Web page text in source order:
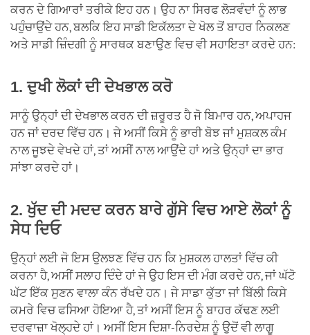
ਕਰਨ ਦੇ ਗਿਆਰਾਂ ਤਰੀਕੇ ਇਹ ਹਨ। ਉਹ ਨਾ ਸਿਰਫ ਲੋੜਵੰਦਾਂ ਨੂੰ ਲਾਭ
ਪਹੁੰਚਾਉਂਦੇ ਹਨ, ਬਲਕਿ ਇਹ ਸਾਡੀ ਇਕੱਲਤਾ ਦੇ ਖੋਲ ਤੋਂ ਬਾਹਰ ਨਿਕਲਣ
ਅਤੇ ਸਾਡੀ ਜ਼ਿੰਦਗੀ ਨੂੰ ਸਾਰਥਕ ਬਣਾਉਣ ਵਿਚ ਵੀ ਸਹਾਇਤਾ ਕਰਦੇ ਹਨ:
1. ਦੁਖੀ ਲੋਕਾਂ ਦੀ ਦੇਖਭਾਲ ਕਰੋ
ਸਾਨੂੰ ਉਨ੍ਹਾਂ ਦੀ ਦੇਖਭਾਲ ਕਰਨ ਦੀ ਜ਼ਰੂਰਤ ਹੈ ਜੋ ਬਿਮਾਰ ਹਨ, ਅਪਾਹਜ
ਹਨ ਜਾਂ ਦਰਦ ਵਿੱਚ ਹਨ। ਜੇ ਅਸੀਂ ਕਿਸੇ ਨੂੰ ਭਾਰੀ ਬੋਝ ਜਾਂ ਮੁਸ਼ਕਲ ਕੰਮ
ਨਾਲ ਜੂਝਦੇ ਵੇਖਦੇ ਹਾਂ, ਤਾਂ ਅਸੀਂ ਨਾਲ ਆਉਂਦੇ ਹਾਂ ਅਤੇ ਉਨ੍ਹਾਂ ਦਾ ਭਾਰ
ਸਾਂਝਾ ਕਰਦੇ ਹਾਂ।
2. ਖੁੱਦ ਦੀ ਮਦਦ ਕਰਨ ਬਾਰੇ ਗੁੱਸੇ ਵਿਚ ਆਏ ਲੋਕਾਂ ਨੂੰ
ਸੇਧ ਦਿਓ
ਉਨ੍ਹਾਂ ਲਈ ਜੋ ਇਸ ਉਲਝਣ ਵਿੱਚ ਹਨ ਕਿ ਮੁਸ਼ਕਲ ਹਾਲਤਾਂ ਵਿੱਚ ਕੀ
ਕਰਨਾ ਹੈ, ਅਸੀਂ ਸਲਾਹ ਦਿੰਦੇ ਹਾਂ ਜੇ ਉਹ ਇਸ ਦੀ ਮੰਗ ਕਰਦੇ ਹਨ, ਜਾਂ ਘੱਟੋ
ਘੱਟ ਇੱਕ ਸੁਣਨ ਵਾਲਾ ਕੰਨ ਰੱਖਦੇ ਹਨ। ਜੇ ਸਾਡਾ ਕੁੱਤਾ ਜਾਂ ਬਿੱਲੀ ਕਿਸੇ
ਕਮਰੇ ਵਿਚ ਫਸਿਆ ਹੋਇਆ ਹੈ, ਤਾਂ ਅਸੀਂ ਇਸ ਨੂੰ ਬਾਹਰ ਕੱਢਣ ਲਈ
ਦਰਵਾਜ਼ਾ ਖੋਲ੍ਹਦੇ ਹਾਂ। ਅਸੀਂ ਇਸ ਦਿਸ਼ਾ-ਨਿਰਦੇਸ਼ ਨੂੰ ਉਦੋਂ ਵੀ ਲਾਗੂ